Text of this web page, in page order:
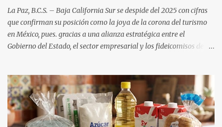
La Paz, B.C.S. – Baja California Sur se despide del 2025 con cifras
que confirman su posición como la joya de la corona del turismo
en México, pues. gracias a una alianza estratégica entre el
Gobierno del Estado, el sector empresarial y los fideicomisos de
una derrama económica sin precedentes. Las proyecciones para
este periodo vacacional son optimistas, con un promedio estatal
que supera el 70% . Sin embargo, la sorpresa del año la ha dado el
norte del estado. Comondú encabeza las expectativas con un